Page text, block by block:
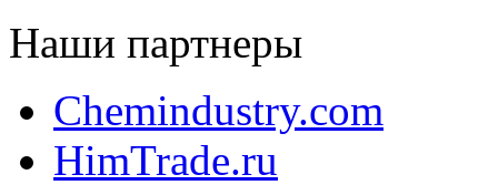
Наши партнеры
Chemindustry.com
HimTrade.ru